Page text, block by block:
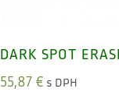
DARK SPOT
55,87 € s DPH